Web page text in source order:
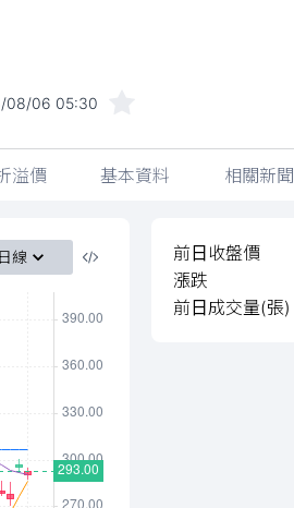
08/06 05:30
溢價 基本資料 相關新聞
日線 前日收盤價
漲跌
前日成交量(張)